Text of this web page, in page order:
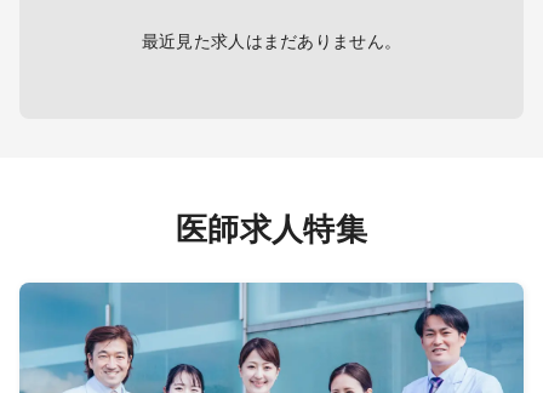
（以下、応相談業務）
最近見た求人はまだありません。
医師求人特集